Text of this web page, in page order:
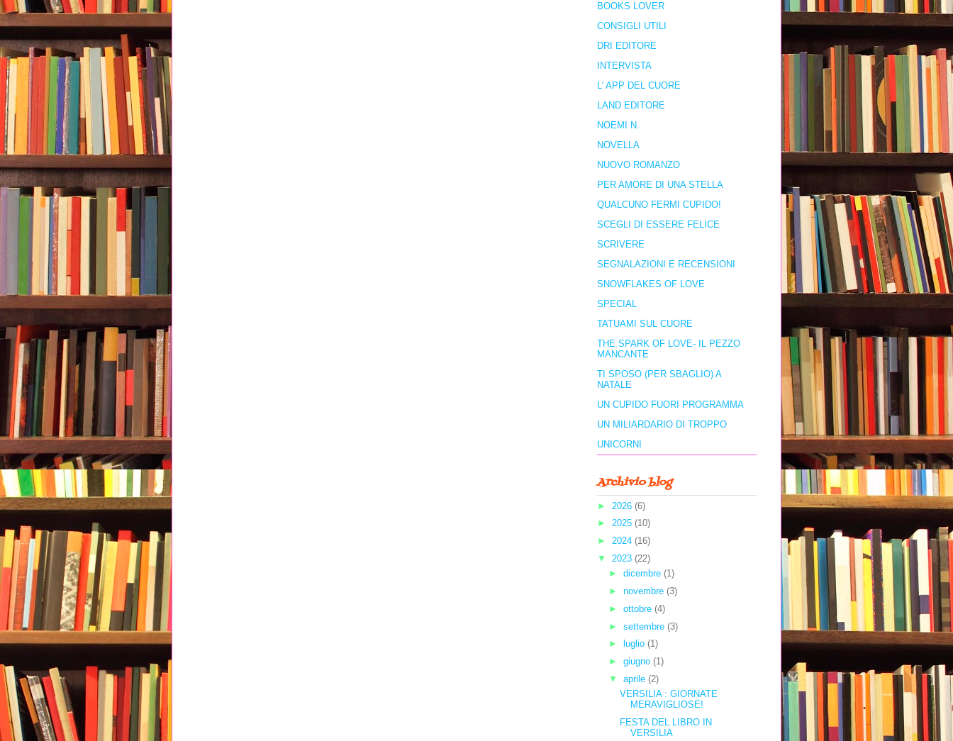
BOOKS LOVER
CONSIGLI UTILI
DRI EDITORE
INTERVISTA
L' APP DEL CUORE
LAND EDITORE
NOEMI N.
NOVELLA
NUOVO ROMANZO
PER AMORE DI UNA STELLA
QUALCUNO FERMI CUPIDO!
SCEGLI DI ESSERE FELICE
SCRIVERE
SEGNALAZIONI E RECENSIONI
SNOWFLAKES OF LOVE
SPECIAL
TATUAMI SUL CUORE
THE SPARK OF LOVE- IL PEZZO
MANCANTE
TI SPOSO (PER SBAGLIO) A
NATALE
UN CUPIDO FUORI PROGRAMMA
UN MILIARDARIO DI TROPPO
UNICORNI
Archivio blog
► 2026 (6)
► 2025 (10)
► 2024 (16)
▼ 2023 (22)
► dicembre (1)
► novembre (3)
► ottobre (4)
► settembre (3)
►
luglio (1)
► giugno (1)
▼ aprile (2)
VERSILIA : GIORNATE
MERAVIGLIOSE!
FESTA DEL LIBRO IN
VERSILIA